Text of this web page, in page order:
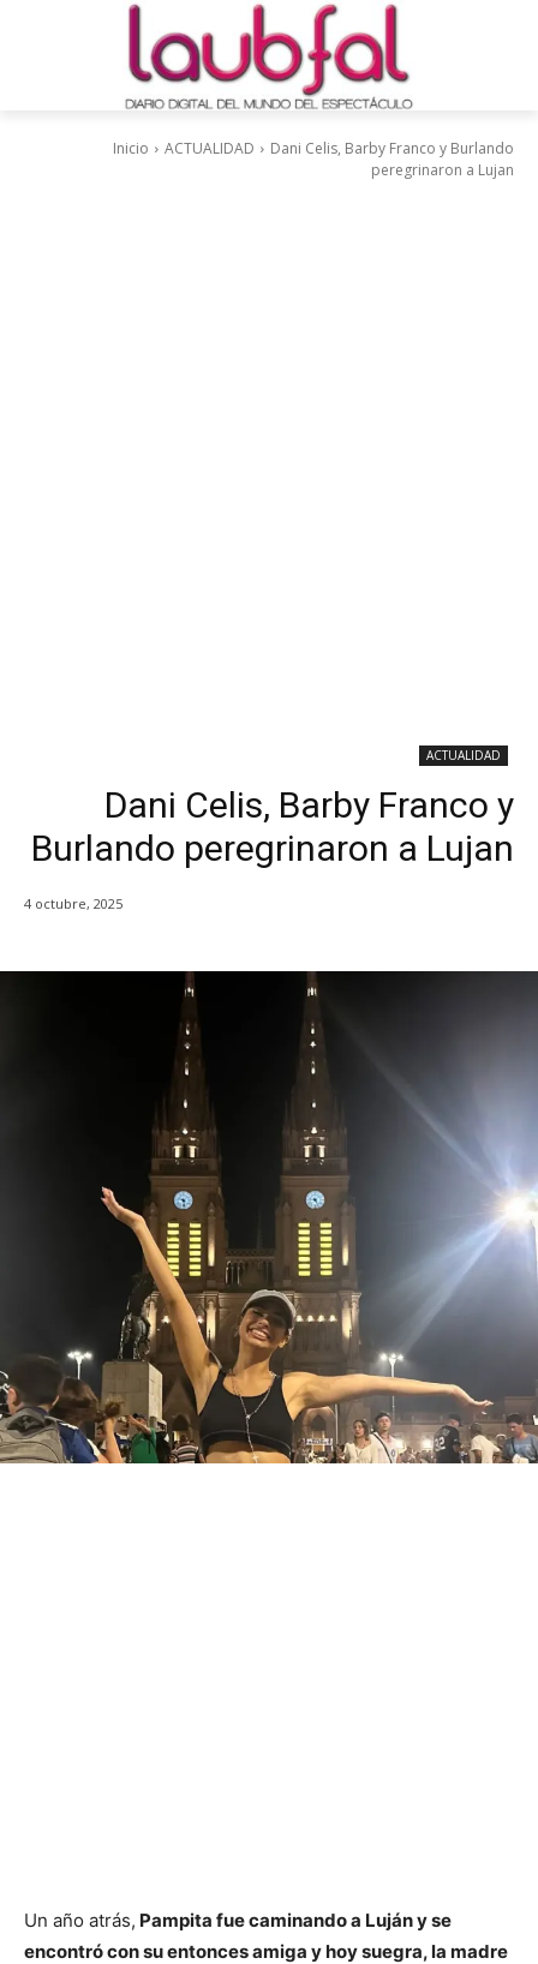
Inicio ACTUALIDAD
Dani Celis, Barby Franco y Burlando
peregrinaron a Lujan
ACTUALIDAD
Dani Celis, Barby Franco y
Burlando peregrinaron a Lujan
4 octubre, 2025
Un año atrás, Pampita fue caminando a Luján y se
encontró con su entonces amiga y hoy suegra, la madre